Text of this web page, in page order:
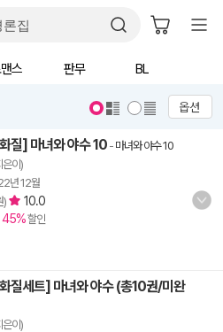
스 판무 BL
옵션
질] 마녀와 야수 10- 마녀와 야수 10
은이)
년 12월
) 10.0
45%할인
질세트] 마녀와 야수 (총10권/미완
은이)